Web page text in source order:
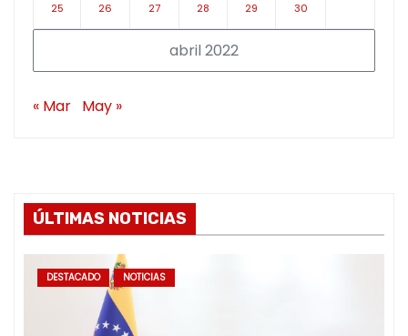
abril 2022
25 26 27 28 29 30
« Mar May »
ÚLTIMAS NOTICIAS
DESTACADO NOTICIAS